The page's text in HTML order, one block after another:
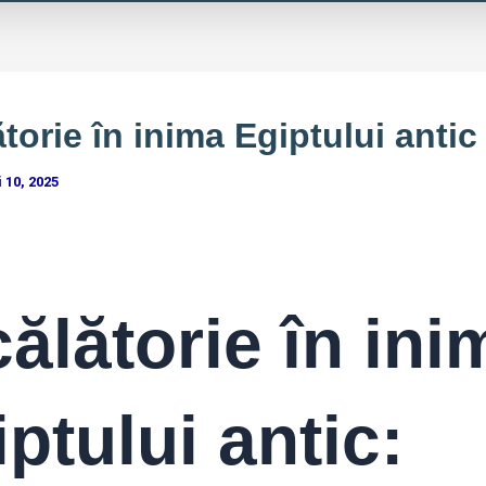
în inima Egiptului antic
10, 2025
în
antic: